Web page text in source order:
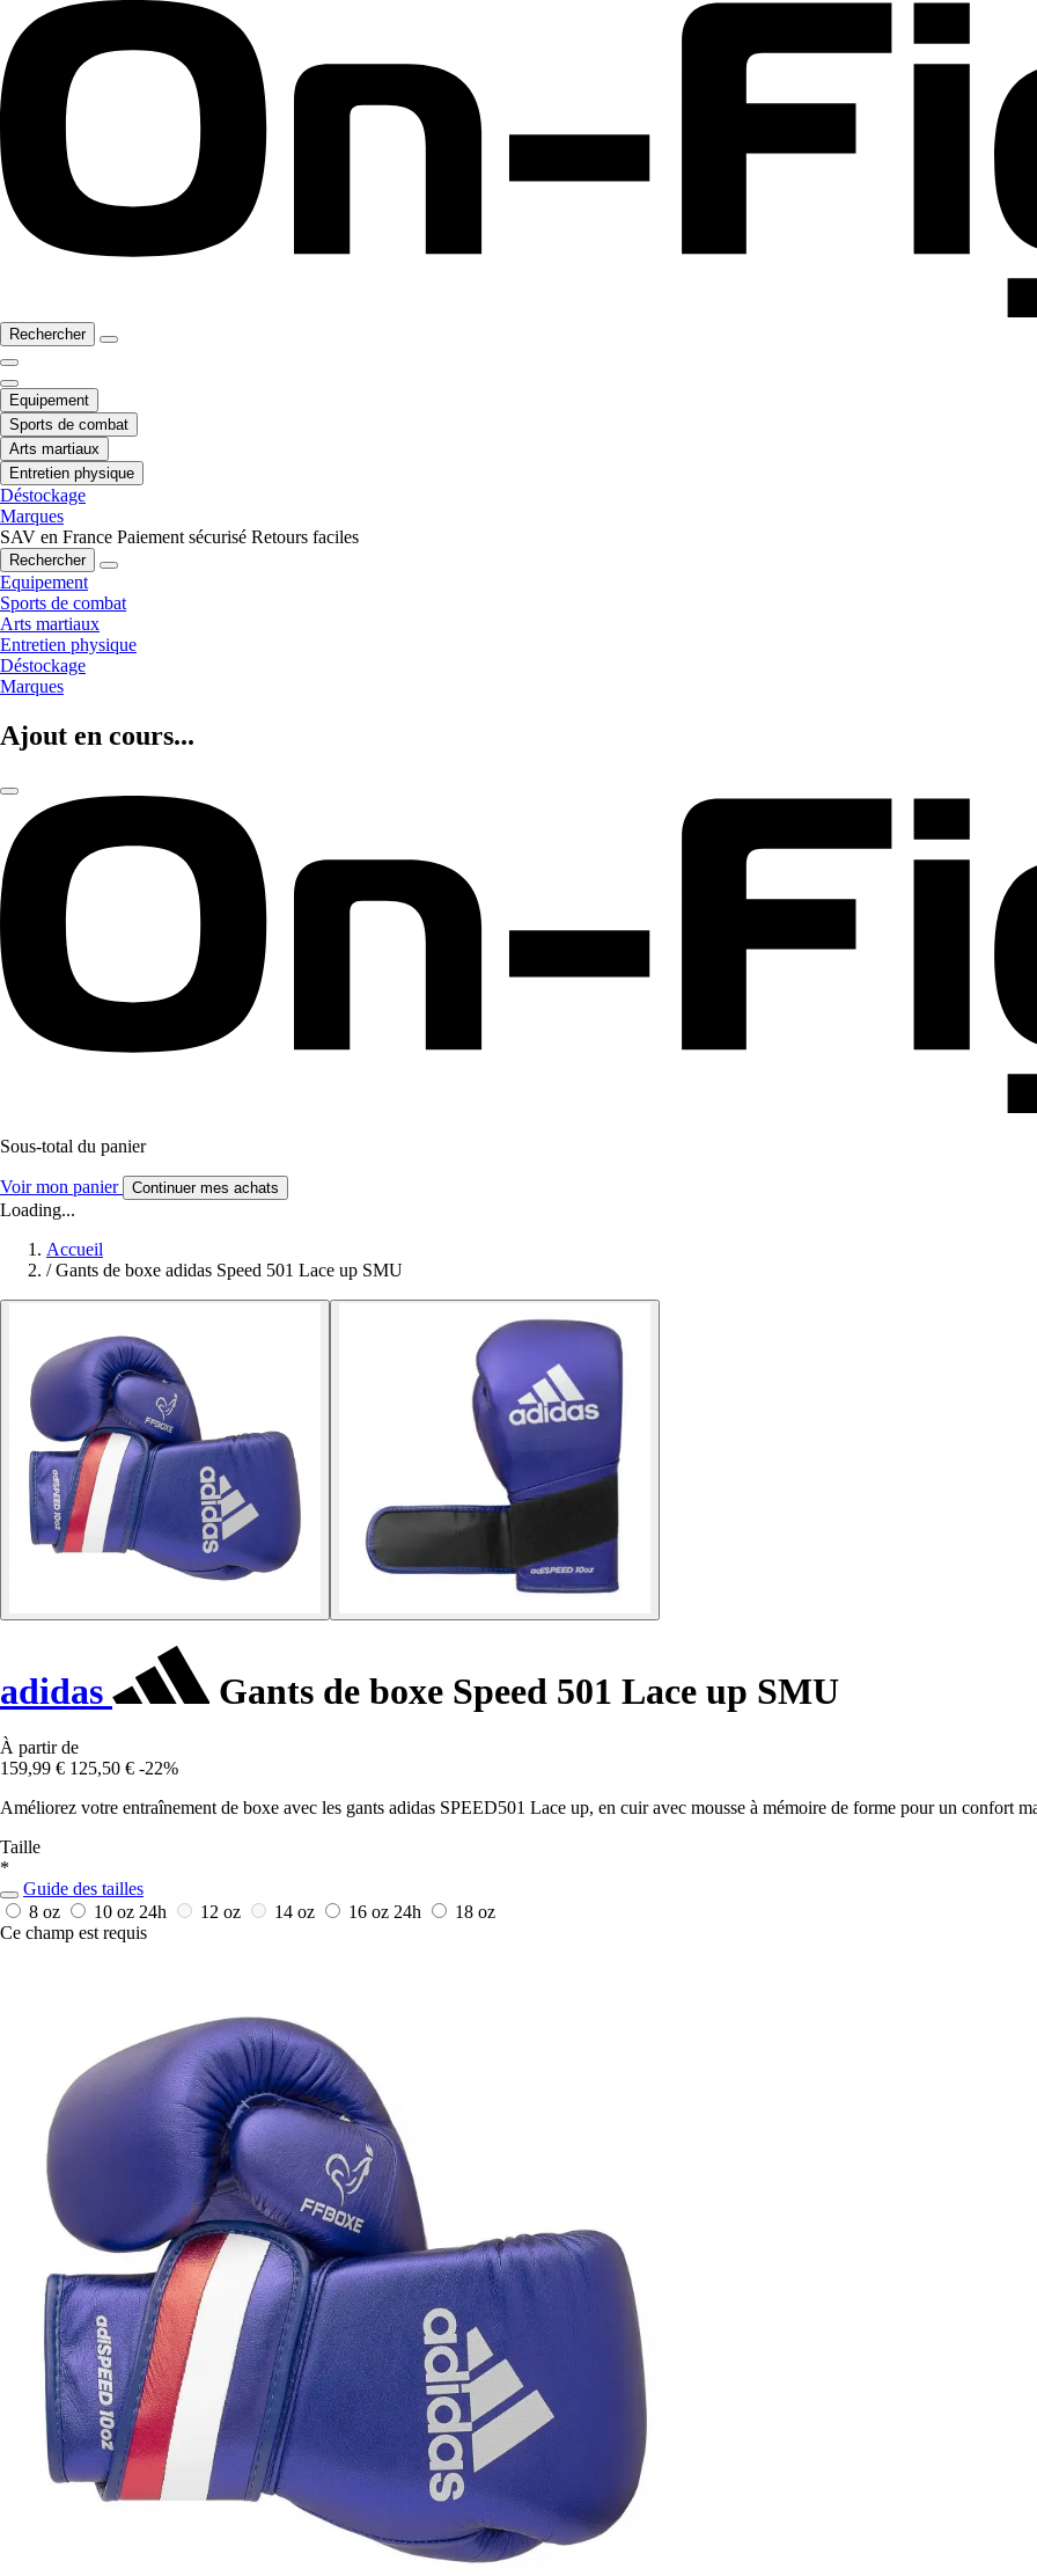
Rechercher
Equipement
Sports de combat
Arts martiaux
Entretien physique
Déstockage
Marques
SAV en France Paiement sécurisé Retours faciles
Rechercher
Equipement
Sports de combat
Arts martiaux
Entretien physique
Déstockage
Marques
Ajout en cours...
Sous-total du panier
Voir mon panier Continuer mes achats
Loading...
Accueil
/ Gants de boxe adidas Speed 501 Lace up SMU
adidas Gants de boxe Speed 501 Lace up SMU
À partir de
159,99 € 125,50 € -22%
Améliorez votre entraînement de boxe avec les gants adidas SPEED501 Lace up, en cuir avec mousse à mémoire de forme pour un confort
Taille
*
Guide des tailles
8 oz
10 oz 24h 12 oz 14 oz 16 oz 24h
18 oz
Ce champ est requis